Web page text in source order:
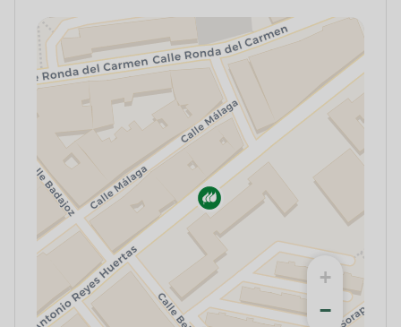
+
−